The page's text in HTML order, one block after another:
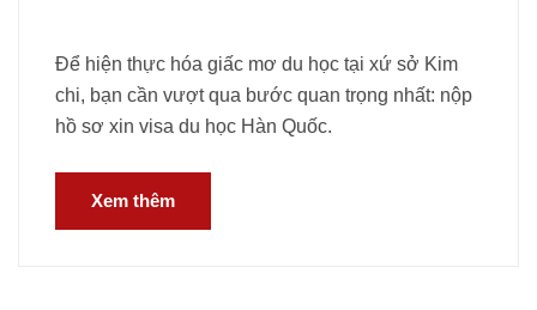
Để hiện thực hóa giấc mơ du học tại xứ sở Kim
chi, bạn cần vượt qua bước quan trọng nhất: nộp
hồ sơ xin visa du học Hàn Quốc.
Xem thêm